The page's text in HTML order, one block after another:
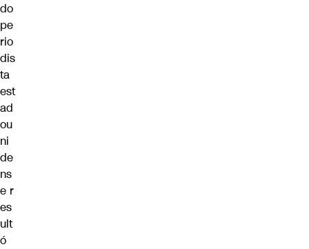
do
pe
rio
dis
ta
est
ad
ou
ni
de
ns
e r
es
ult
ó